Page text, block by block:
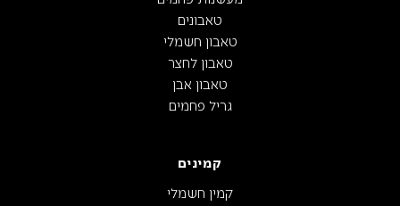
טאבונים
טאבון חשמלי
טאבון לחצר
טאבון אבן
גריל פחמים
קמינים
קמין חשמלי